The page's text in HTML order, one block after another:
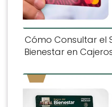
Cómo Consultar el
Bienestar en